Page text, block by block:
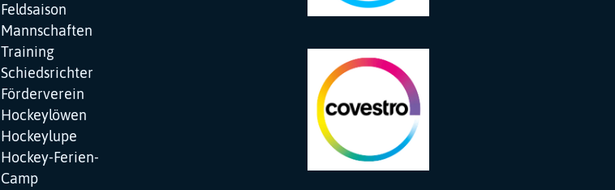
Feldsaison
Mannschaften
Training
Schiedsrichter
Förderverein
Hockeylöwen
Hockeylupe
Hockey-Ferien-
Camp